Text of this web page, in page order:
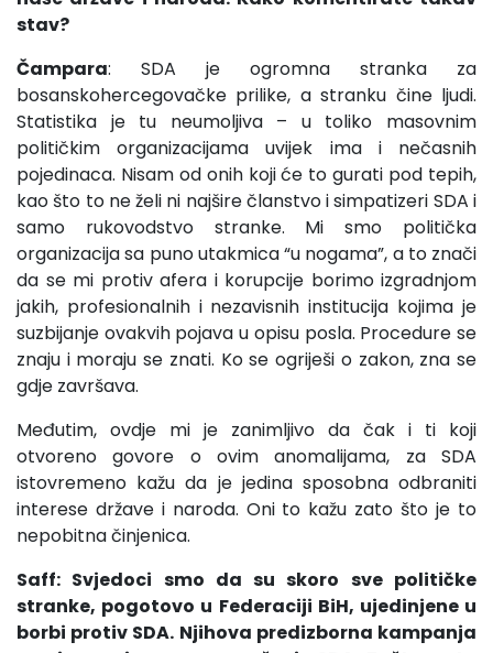
stav?
Čampara: SDA je ogromna stranka za
bosanskohercegovačke prilike, a stranku čine ljudi.
Statistika je tu neumoljiva – u toliko masovnim
političkim organizacijama uvijek ima i nečasnih
pojedinaca. Nisam od onih koji će to gurati pod tepih,
kao što to ne želi ni najšire članstvo i simpatizeri SDA i
samo rukovodstvo stranke. Mi smo politička
organizacija sa puno utakmica “u nogama”, a to znači
da se mi protiv afera i korupcije borimo izgradnjom
jakih, profesionalnih i nezavisnih institucija kojima je
suzbijanje ovakvih pojava u opisu posla. Procedure se
znaju i moraju se znati. Ko se ogriješi o zakon, zna se
gdje završava.
Međutim, ovdje mi je zanimljivo da čak i ti koji
otvoreno govore o ovim anomalijama, za SDA
istovremeno kažu da je jedina sposobna odbraniti
interese države i naroda. Oni to kažu zato što je to
nepobitna činjenica.
Saff: Svjedoci smo da su skoro sve političke
stranke, pogotovo u Federaciji BiH, ujedinjene u
borbi protiv SDA. Njihova predizborna kampanja